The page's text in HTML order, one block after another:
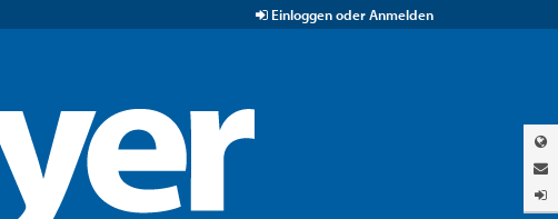
Einloggen oder Anmelden